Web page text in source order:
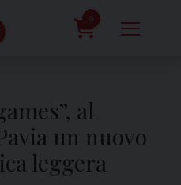
0
al
un nuovo
leggera